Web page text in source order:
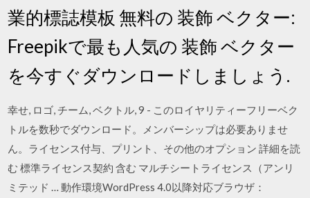
業的標誌模板 無料の 装飾 ベクター:
Freepikで最も人気の 装飾 ベクター
を今すぐダウンロードしましょう.
幸せ, ロゴ, チーム, ベクトル, 9 - このロイヤリティーフリーベク
トルを数秒でダウンロード。メンバーシップは必要ありませ
ん。ライセンス付与、プリント、その他のオプション 詳細を読
む 標準ライセンス契約 含む マルチシートライセンス（アンリ
ミテッド … 動作環境WordPress 4.0以降対応ブラウザ：